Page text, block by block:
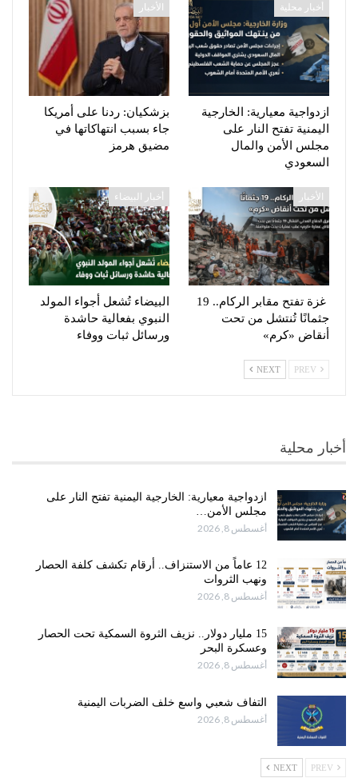
أخبار محلية
ازدواجية معيارية: الخارجية
اليمنية تفتح النار على
مجلس الأمن والمال
السعودي
الأخبار
بزشكيان: ردنا على أمريكا
جاء بسبب انتهاكاتها في
مضيق هرمز
الأخبار
غزة تفتح مقابر الركام.. 19
جثمانًا تُنتشل من تحت
أنقاض «كرم»
أخبار البيضاء
البيضاء تُشعل أجواء المولد
النبوي بفعالية حاشدة
ورسائل ثبات ووفاء
NEXT
أخبار محلية
ازدواجية معيارية: الخارجية اليمنية تفتح النار على
مجلس الأمن…
أغسطس 8, 2026
12 عاماً من الاستنزاف.. أرقام تكشف كلفة الحصار
ونهب الثروات
أغسطس 8, 2026
15 مليار دولار.. نزيف الثروة السمكية تحت الحصار
وعسكرة البحر
أغسطس 8, 2026
التفاف شعبي واسع خلف الضربات اليمنية
أغسطس 8, 2026
NEXT